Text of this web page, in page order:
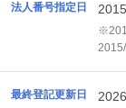
法人番号指定日
最終登記更新日